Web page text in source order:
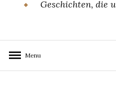
Geschichten, die
Menu